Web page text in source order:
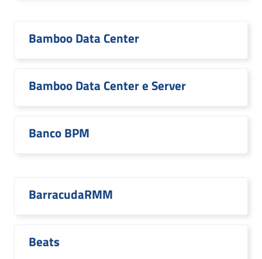
Bamboo Data Center
Bamboo Data Center e Server
Banco BPM
BarracudaRMM
Beats